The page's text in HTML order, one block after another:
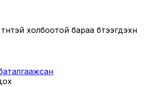
холбоотой бараа бүтээгдэхүүн